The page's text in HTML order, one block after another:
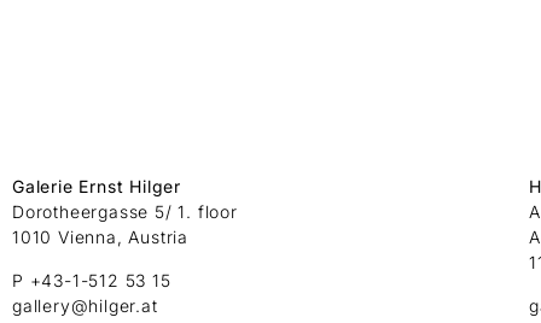
Galerie Ernst Hilger
Dorotheergasse 5/ 1. floor
1010 Vienna, Austria
P +43-1-512 53 15
gallery@hilger.at